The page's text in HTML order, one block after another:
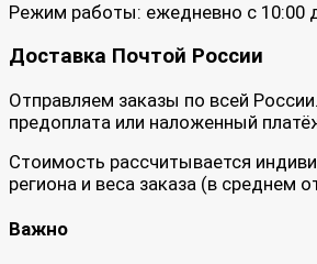
Режим работы: ежедневно с 10:00
Доставка Почтой России
Отправляем заказы по всей
предоплата или наложенный
Стоимость рассчитывается
региона и веса заказа (в среднем
Важно